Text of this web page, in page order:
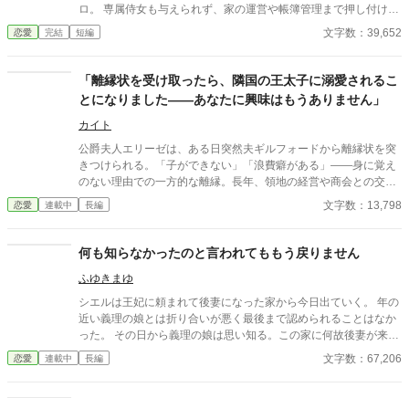
ロ。 専属侍女も与えられず、家の運営や帳簿管理まで押し付けら
れ、 失敗すれば鞭打ち――それが彼女の日常だった。 そんなある
日、世間体のためだけに同行させられた夜会で、 セレナは公爵家
めていいものではない」 彼はセレナの知性と静かな強さに一瞬で
心を奪われ、 彼女の境遇を知ると激怒し、家族の前で堂々と求婚
する。 嫁ぎ先の公爵家で、セレナは初めて“人として扱われ”、 広
い部屋、美味しい食事、優しい侍女たちに囲まれ、 独学で身につ
けた知識を活かして家の運営でも大活躍。 栄養と愛情を取り戻し
たセレナは、 誰もが振り返るほどの美しさを開花させ、 社交界で
注目される存在となる。 一方、セレナを失った伯爵家は、 彼女の
能力なしでは立ち行かず、 ゆっくりと没落していくのだった―
―。 虐げられた令嬢が、公爵の愛と自分の才能で幸せを掴む逆転
恋愛 完結 短編 文字数：39,652
「離縁状を受け取ったら、隣国の王太子に溺愛されるこ
とになりました——あなたに興味はもうありません」
カイト
公爵夫人エリーゼは、ある日突然夫ギルフォードから離縁状を突
きつけられる。「子ができない」「浪費癖がある」——身に覚え
のない理由での一方的な離縁。長年、領地の経営や商会との交
渉、社交界の采配まで公爵家を陰で支え続けてきたエリーゼだっ
たが、夫はその功績を顧みることなく、男爵令嬢クラリスとの関
現れたのは、かつて貿易交渉で顔を合わせた隣国の王太子レオン
ハルト。彼女の誠実さと実務能力を高く評価していた彼は、迷わ
ず彼女を隣国へと迎え入れる。 隣国の宮廷でエリーゼは、初めて
自分の働きが正当に評価される心地よさを知る。一方、公爵家か
ら「知恵を貸してほしい」という都合のいい相談が届くが、エリ
ーゼの答えは静かで揺るぎない——「あなたに興味はもうありま
れ、実務をこなせないクラリスが公爵夫人となったことでそれは
恋愛 連載中 長編 文字数：13,798
何も知らなかったのと言われてももう戻りません
ふゆきまゆ
シエルは王妃に頼まれて後妻になった家から今日出ていく。 年の
近い義理の娘とは折り合いが悪く最後まで認められることはなか
った。 その日から義理の娘は思い知る。この家に何故後妻が来て
どれ程支えられていたのかを。 ●貴族の事情と現代の事情って違
うよねとふと思いついた話です 話を追加しようと思うので少し伸
恋愛 連載中 長編 文字数：67,206